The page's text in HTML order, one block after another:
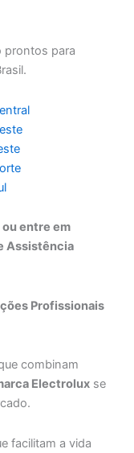
prontos para
entre em
Assistência
Profissionais
combinam
Electrolux se
facilitam a vida